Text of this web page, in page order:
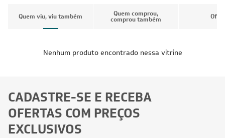
Quem viu, viu também Quem comprou,
comprou também
Nenhum produto encontrado nessa vitrine
CADASTRE-SE E RECEBA
OFERTAS COM PREÇOS
EXCLUSIVOS